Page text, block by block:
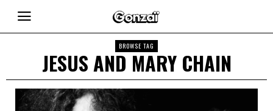
BROWSE TAG
JESUS AND MARY CHAIN